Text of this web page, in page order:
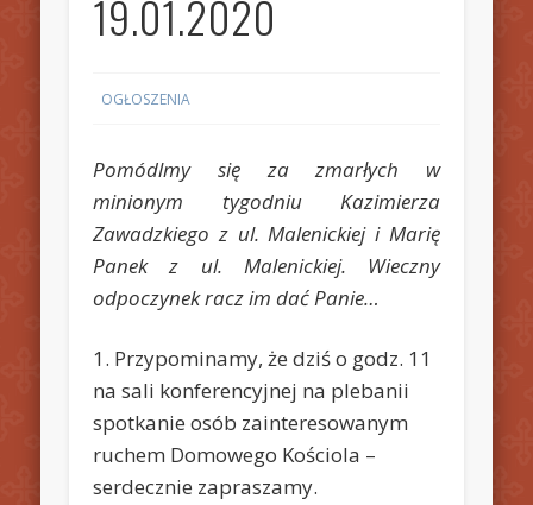
19.01.2020
OGŁOSZENIA
Pomódlmy się za zmarłych w
minionym tygodniu Kazimierza
Zawadzkiego z ul. Malenickiej i Marię
Panek z ul. Malenickiej. Wieczny
odpoczynek racz im dać Panie…
1. Przypominamy, że dziś o godz. 11
na sali konferencyjnej na plebanii
spotkanie osób zainteresowanym
ruchem Domowego Kościola –
serdecznie zapraszamy.